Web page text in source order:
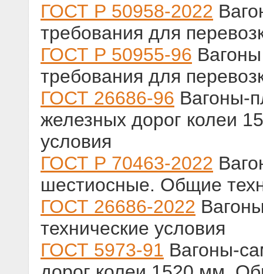
ГОСТ Р 50958-2022
требования для
ГОСТ Р 50955-96
требования для
ГОСТ 26686-96 Вагоны-
железных дорог колеи
условия
ГОСТ Р 70463-2022
шестиосные. Общие
ГОСТ 26686-2022
технические условия
ГОСТ 5973-91 Вагоны-